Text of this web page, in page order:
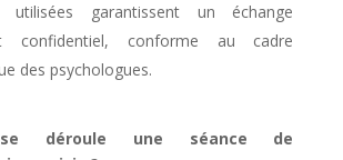
utilisées garantissent un échange
confidentiel, conforme au cadre
des psychologues.
se déroule une séance de